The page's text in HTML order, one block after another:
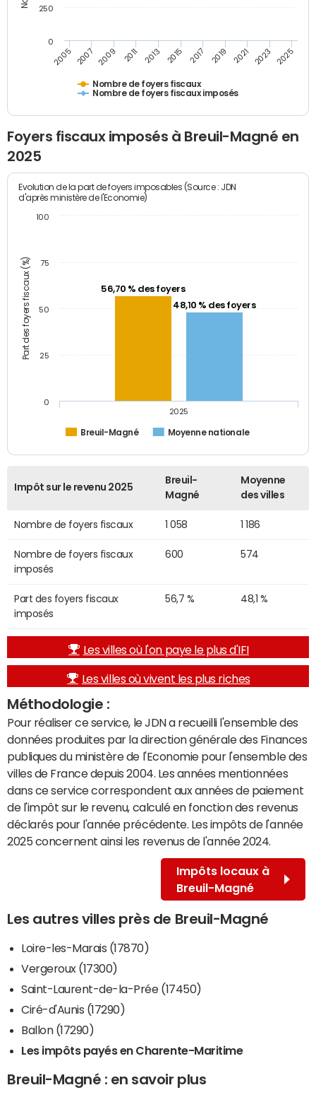
Nombre de foyers fiscaux
Nombre de foyers fiscaux imposés
2005 2007 2009 2011 2013 2015 2017 2019 2021 2023 2025
0
250
Foyers fiscaux imposés à Breuil-Magné en
2025
Part des foyers fiscaux (%)
Evolution de la part de foyers imposables (Source : JDN
d'après ministère de l'Economie)
56,70 % des foyers
48,10 % des foyers
Breuil-Magné Moyenne nationale
2025
0
25
50
75
100
Impôt sur le revenu 2025
Breuil-
Magné
Moyenne
des villes
Nombre de foyers fiscaux 1 058 1 186
Nombre de foyers fiscaux
imposés
600 574
Part des foyers fiscaux
imposés
56,7 % 48,1 %
Les villes où l'on paye le plus d'IFI
Les villes où vivent les plus riches
Méthodologie :
Pour réaliser ce service, le JDN a recueilli l'ensemble des
données produites par la direction générale des Finances
publiques du ministère de l'Economie pour l'ensemble des
villes de France depuis 2004. Les années mentionnées
dans ce service correspondent aux années de paiement
de l'impôt sur le revenu, calculé en fonction des revenus
déclarés pour l'année précédente. Les impôts de l'année
2025 concernent ainsi les revenus de l'année 2024.
Impôts locaux à
Breuil-Magné
Les autres villes près de Breuil-Magné
Loire-les-Marais (17870)
Vergeroux (17300)
Saint-Laurent-de-la-Prée (17450)
Ciré-d'Aunis (17290)
Ballon (17290)
Les impôts payés en Charente-Maritime
Breuil-Magné : en savoir plus